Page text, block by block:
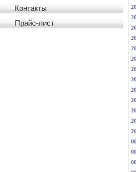
Контакты
Прайс-лист